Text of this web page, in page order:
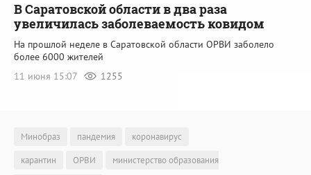
В Саратовской области в два раза
увеличилась заболеваемость ковидом
На прошлой неделе в Саратовской области ОРВИ заболело
более 6000 жителей
11 июня 15:07
1255
Минобраз пандемия
коронавирус
карантин
ОРВИ министерство образования